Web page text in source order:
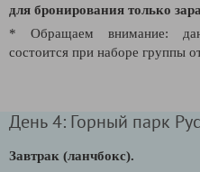
для бронирования только
* Обращаем внимание:
состоится при наборе группы
День 4: Горный парк
Завтрак (ланчбокс).